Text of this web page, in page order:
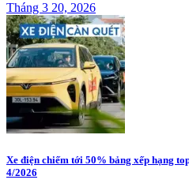
Tháng 3 20, 2026
Xe điện chiếm tới 50% bảng xếp hạng
4/2026